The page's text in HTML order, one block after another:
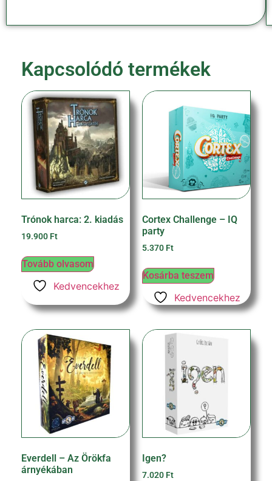
Kapcsolódó termékek
Trónok harca: 2. kiadás
19.900 Ft
Tovább olvasom
Kedvencekhez
Cortex Challenge – IQ
party
5.370 Ft
Kosárba teszem
Kedvencekhez
Everdell – Az Örökfa
árnyékában
Igen?
7.020 Ft